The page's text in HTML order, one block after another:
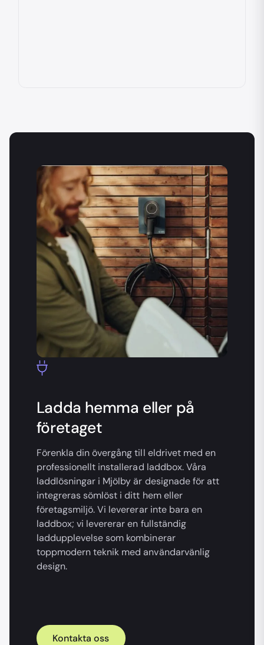
Ladda hemma eller på
företaget
Förenkla din övergång till eldrivet med en
professionellt installerad laddbox. Våra
laddlösningar i Mjölby är designade för att
integreras sömlöst i ditt hem eller
företagsmiljö. Vi levererar inte bara en
laddbox; vi levererar en fullständig
laddupplevelse som kombinerar
toppmodern teknik med användarvänlig
design.
Kontakta oss